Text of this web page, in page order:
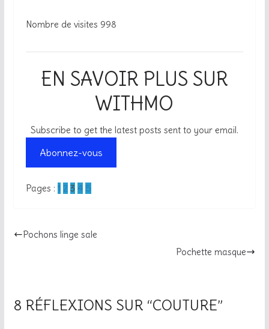
Nombre de visites 998
EN SAVOIR PLUS SUR
WITHMO
Subscribe to get the latest posts sent to your email.
Abonnez-vous
Pages : 1 2 3 4 5
Pochons linge sale
Pochette masque
8 RÉFLEXIONS SUR “COUTURE”